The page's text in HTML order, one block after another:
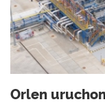
Orlen